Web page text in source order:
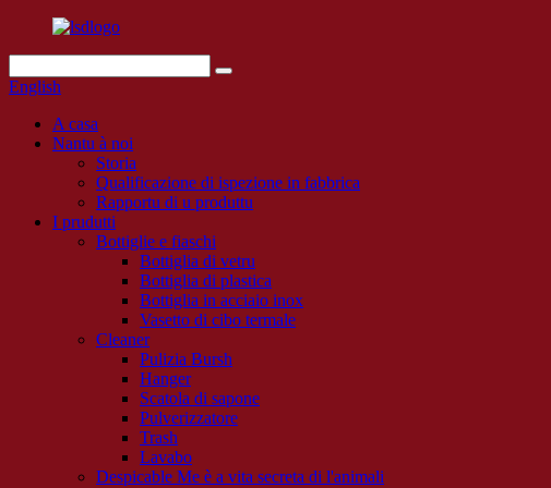
English
A casa
Nantu à noi
Storia
Qualificazione di ispezione in fabbrica
Rapportu di u produttu
I prudutti
Bottiglie e fiaschi
Bottiglia di vetru
Bottiglia di plastica
Bottiglia in acciaio inox
Vasetto di cibo termale
Cleaner
Pulizia Bursh
Hanger
Scatola di sapone
Pulverizzatore
Trash
Lavabo
Despicable Me è a vita secreta di l'animali